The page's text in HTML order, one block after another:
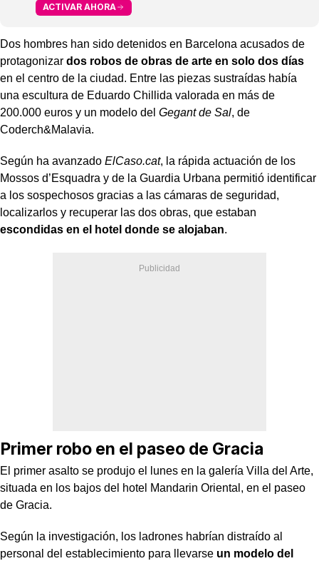
ACTIVAR AHORA
Dos hombres han sido detenidos en Barcelona acusados de
protagonizar dos robos de obras de arte en solo dos días
en el centro de la ciudad. Entre las piezas sustraídas había
una escultura de Eduardo Chillida valorada en más de
200.000 euros y un modelo del Gegant de Sal, de
Coderch&Malavia.
Según ha avanzado ElCaso.cat, la rápida actuación de los
Mossos d’Esquadra y de la Guardia Urbana permitió identificar
a los sospechosos gracias a las cámaras de seguridad,
localizarlos y recuperar las dos obras, que estaban
escondidas en el hotel donde se alojaban.
Primer robo en el paseo de Gracia
El primer asalto se produjo el lunes en la galería Villa del Arte,
situada en los bajos del hotel Mandarin Oriental, en el paseo
de Gracia.
Según la investigación, los ladrones habrían distraído al
personal del establecimiento para llevarse un modelo del